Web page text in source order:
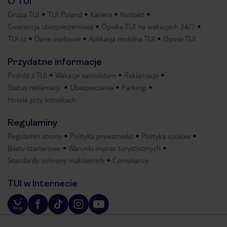
Grupa TUI TUI Poland Kariera
Kontakt
Gwarancja ubezpieczeniowa
Opieka TUI na wakacjach 24/7
TUI.cz
Dane osobowe Aplikacja mobilna TUI Opinie TUI
Przydatne informacje
Podróż z TUI Wakacje samolotem
Reklamacje
Status reklamacji
Ubezpieczenia
Parkingi
Hotele przy lotniskach
Regulaminy
Regulamin strony Polityka prywatności
Polityka cookies
Bilety czarterowe
Warunki imprez turystycznych
Standardy ochrony małoletnich
Compliance
TUI w Internecie